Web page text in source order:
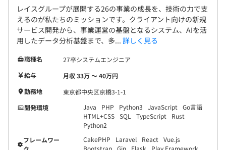
レイスグループが展開する26の事業の成長を、技術の力で支
えるのが私たちのミッションです。クライアント向けの新規
サービス開発から、事業運営の基盤となるシステム、AIを活
用したデータ分析基盤まで、多... 詳しく見る
職種名
27卒システムエンジニア
給与
月収 33万 〜 40万円
勤務地
東京都中央区京橋3-1-1
開発環境
Java PHP Python3 JavaScript
Go言語
HTML+CSS SQL TypeScript
Rust
Python2
フレームワー
CakePHP Laravel React
Vue.js